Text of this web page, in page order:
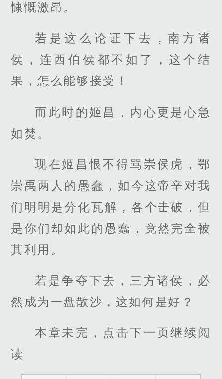
慷慨激昂。
若是这么论证下去，南方诸
侯，连西伯侯都不如了，这个结
果，怎么能够接受！
而此时的姬昌，内心更是心急
如焚。
现在姬昌恨不得骂崇侯虎，鄂
崇禹两人的愚蠢，如今这帝辛对我
们明明是分化瓦解，各个击破，但
是你们却如此的愚蠢，竟然完全被
其利用。
若是争夺下去，三方诸侯，必
然成为一盘散沙，这如何是好？
本章未完，点击下一页继续阅
读